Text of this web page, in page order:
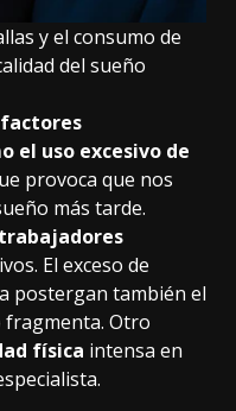
y el consumo de
del sueño
factores
el uso excesivo de
provoca que nos
más tarde.
trabajadores
El exceso de
postergan también el
fragmenta. Otro
física intensa en